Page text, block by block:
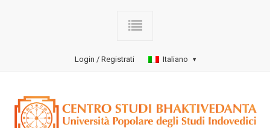
Login / Registrati Italiano